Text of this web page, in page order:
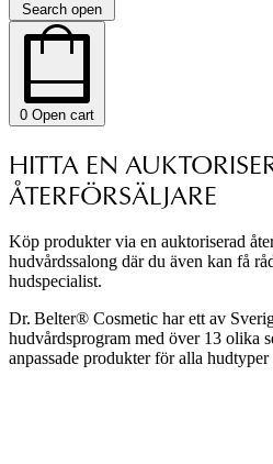
Search open
0 Open cart
HITTA EN
ÅTERFÖRSÄLJARE​
Köp produkter via en auktoriserad
hudvårdssalong där du även kan få
hudspecialist.
Dr. Belter® Cosmetic har ett av
hudvårdsprogram med över 13 olika
anpassade produkter för alla